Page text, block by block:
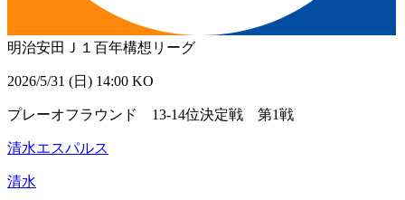
明治安田Ｊ１百年構想リーグ
2026/5/31 (日) 14:00 KO
プレーオフラウンド 13-14位決定戦 第1戦
清水エスパルス
清水